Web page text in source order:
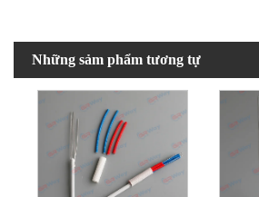
Những sảm phẩm tương tự